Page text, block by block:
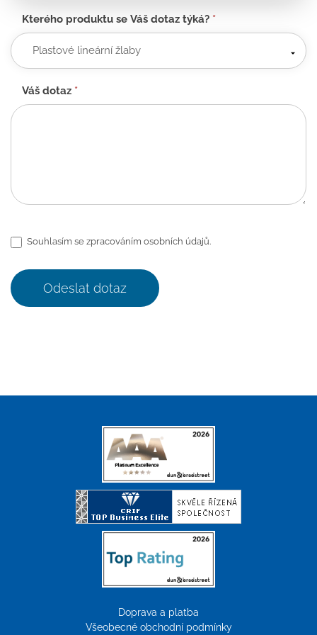
Kterého produktu se Váš dotaz týká? *
Váš dotaz *
Souhlasím se zpracováním osobních údajů.
Odeslat dotaz
Doprava a platba
Všeobecné obchodní podmínky